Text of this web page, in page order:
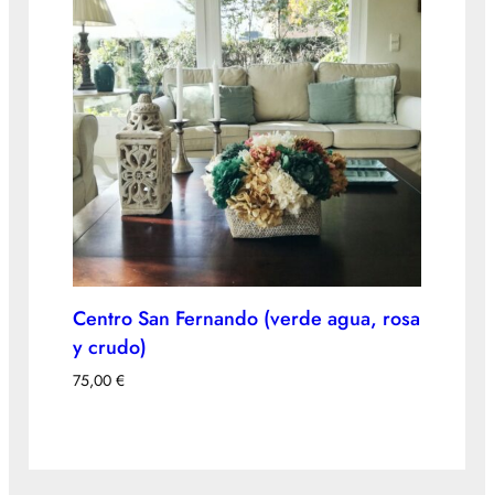
Centro San Fernando (verde agua, rosa
y crudo)
75,00 €